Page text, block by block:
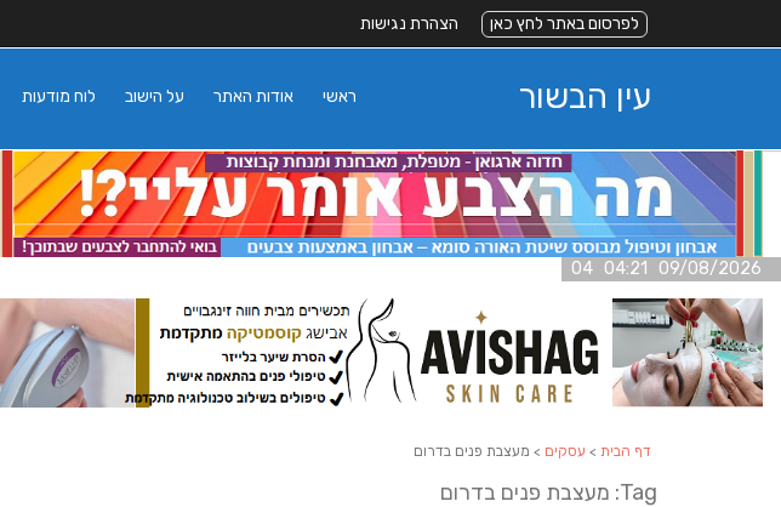
לפרסום באתר לחץ כאן הצהרת נגישות
עין הבשור לוח מודעות על הישוב אודות האתר ראשי
09/08/2026 04:21 04
דף הבית > עסקים > מעצבת פנים בדרום
Tag: מעצבת פנים בדרום